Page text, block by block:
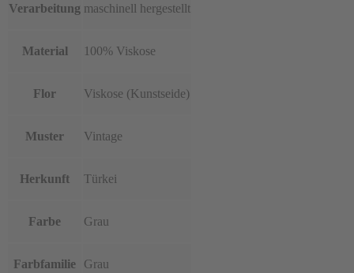
Verarbeitung maschinell hergestellt
Material 100% Viskose
Flor Viskose (Kunstseide)
Muster Vintage
Herkunft Türkei
Farbe Grau
Farbfamilie Grau